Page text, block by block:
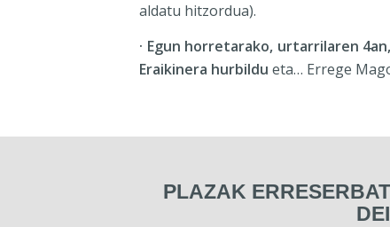
aldatu hitzordua).
· Egun horretarako, urtarrilaren
Eraikinera hurbildu eta… Errege
PLAZAK